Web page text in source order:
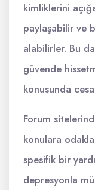
kimliklerini
paylaşabilir ve
alabilirler. Bu
güvende
konusunda
Forum
konulara
spesifik bir
depresyonla